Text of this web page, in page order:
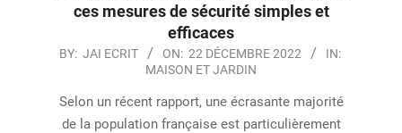
ces mesures de sécurité simples et
efficaces
2022-
22
BY: JAI ECRIT ON: 22 DÉCEMBRE 2022
IN:
MAISON ET JARDIN
Selon un récent rapport, une écrasante majorité
de la population française est particulièrement